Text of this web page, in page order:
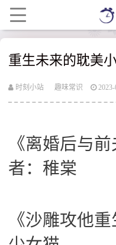
重生未来的耽美
时刻小站 趣味常识
《离婚后与
者：稚棠
《沙雕攻他